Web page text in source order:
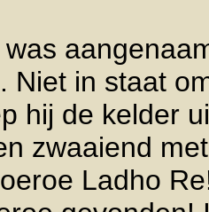
Niet in staat
hij de kelder
zwaaiend
Ladho